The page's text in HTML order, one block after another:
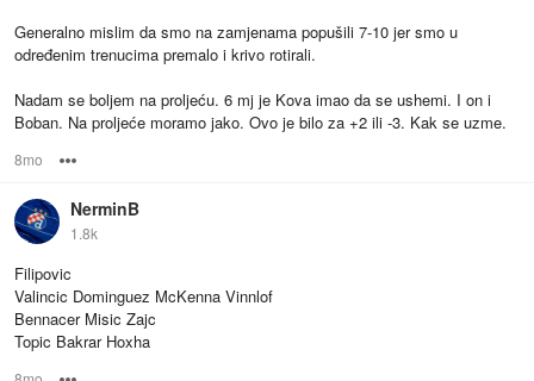
Generalno mislim da smo na zamjenama popušili 7-10 jer smo u
određenim trenucima premalo i krivo rotirali.
Nadam se boljem na proljeću. 6 mj je Kova imao da se ushemi. I on i
Boban. Na proljeće moramo jako. Ovo je bilo za +2 ili -3. Kak se uzme.
8mo
NerminB
1.8k
Filipovic
Valincic Dominguez McKenna Vinnlof
Bennacer Misic Zajc
Topic Bakrar Hoxha